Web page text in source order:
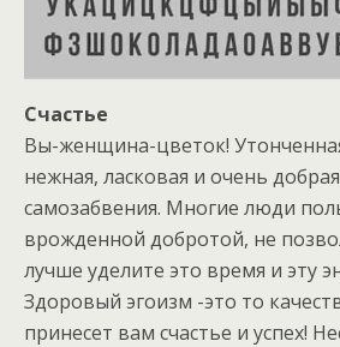
Счастье
Вы-женщина-цветок!
нежная, ласковая и очень
самозабвения. Многие люди
врожденной добротой, не
лучше уделите это время и эту
Здоровый эгоизм -это то
принесет вам счастье и успех!